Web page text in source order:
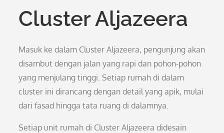
Cluster Aljazeera
Masuk ke dalam Cluster Aljazeera, pengunjung akan
disambut dengan jalan yang rapi dan pohon-pohon
yang menjulang tinggi. Setiap rumah di dalam
cluster ini dirancang dengan detail yang apik, mulai
dari fasad hingga tata ruang di dalamnya.
Setiap unit rumah di Cluster Aljazeera didesain